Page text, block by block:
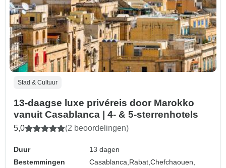
Stad & Cultuur
13-daagse luxe privéreis door Marokko
vanuit Casablanca | 4- & 5-sterrenhotels
5,0 (2 beoordelingen)
Duur
13 dagen
Bestemmingen
Casablanca,Rabat,Chefchaouen,